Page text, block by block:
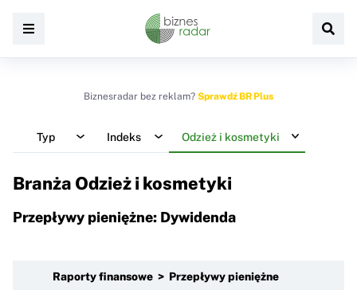
Biznesradar bez reklam? Sprawdź BR Plus
Typ Indeks Odzież i kosmetyki
Branża Odzież i kosmetyki
Przepływy pieniężne: Dywidenda
Raporty finansowe > Przepływy pieniężne